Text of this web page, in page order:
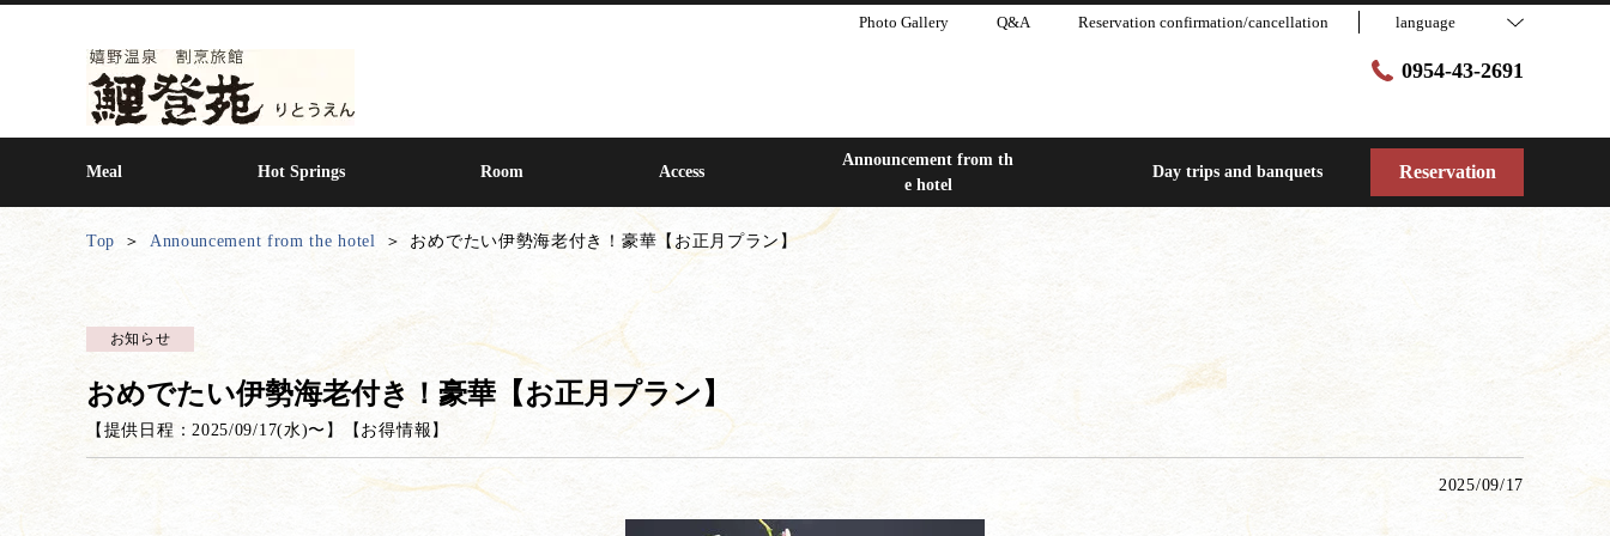
Photo Gallery Q&A Reservation confirmation/cancellation language
0954-43-2691
Meal Hot Springs Room Access
Announcement from th
e hotel
Day trips and banquets Reservation
Top Announcement from the hotel おめでたい伊勢海老付き！豪華【お正月プラン】
お知らせ
おめでたい伊勢海老付き！豪華【お正月プラン】
【提供日程：2025/09/17(水)〜】 【 お得情報 】
2025/09/17